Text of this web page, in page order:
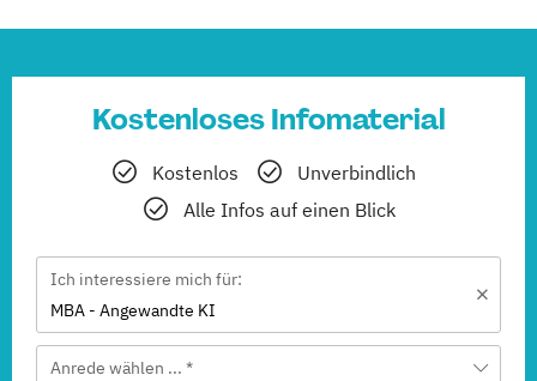
Kostenloses Infomaterial
Kostenlos
Unverbindlich
Alle Infos auf einen Blick
Ich interessiere mich für:
MBA - Angewandte KI
Anrede wählen ... *